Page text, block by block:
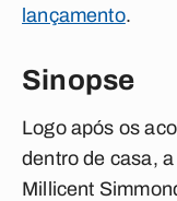
lançamento.
Sinopse
Logo após os
dentro de casa,
Millicent